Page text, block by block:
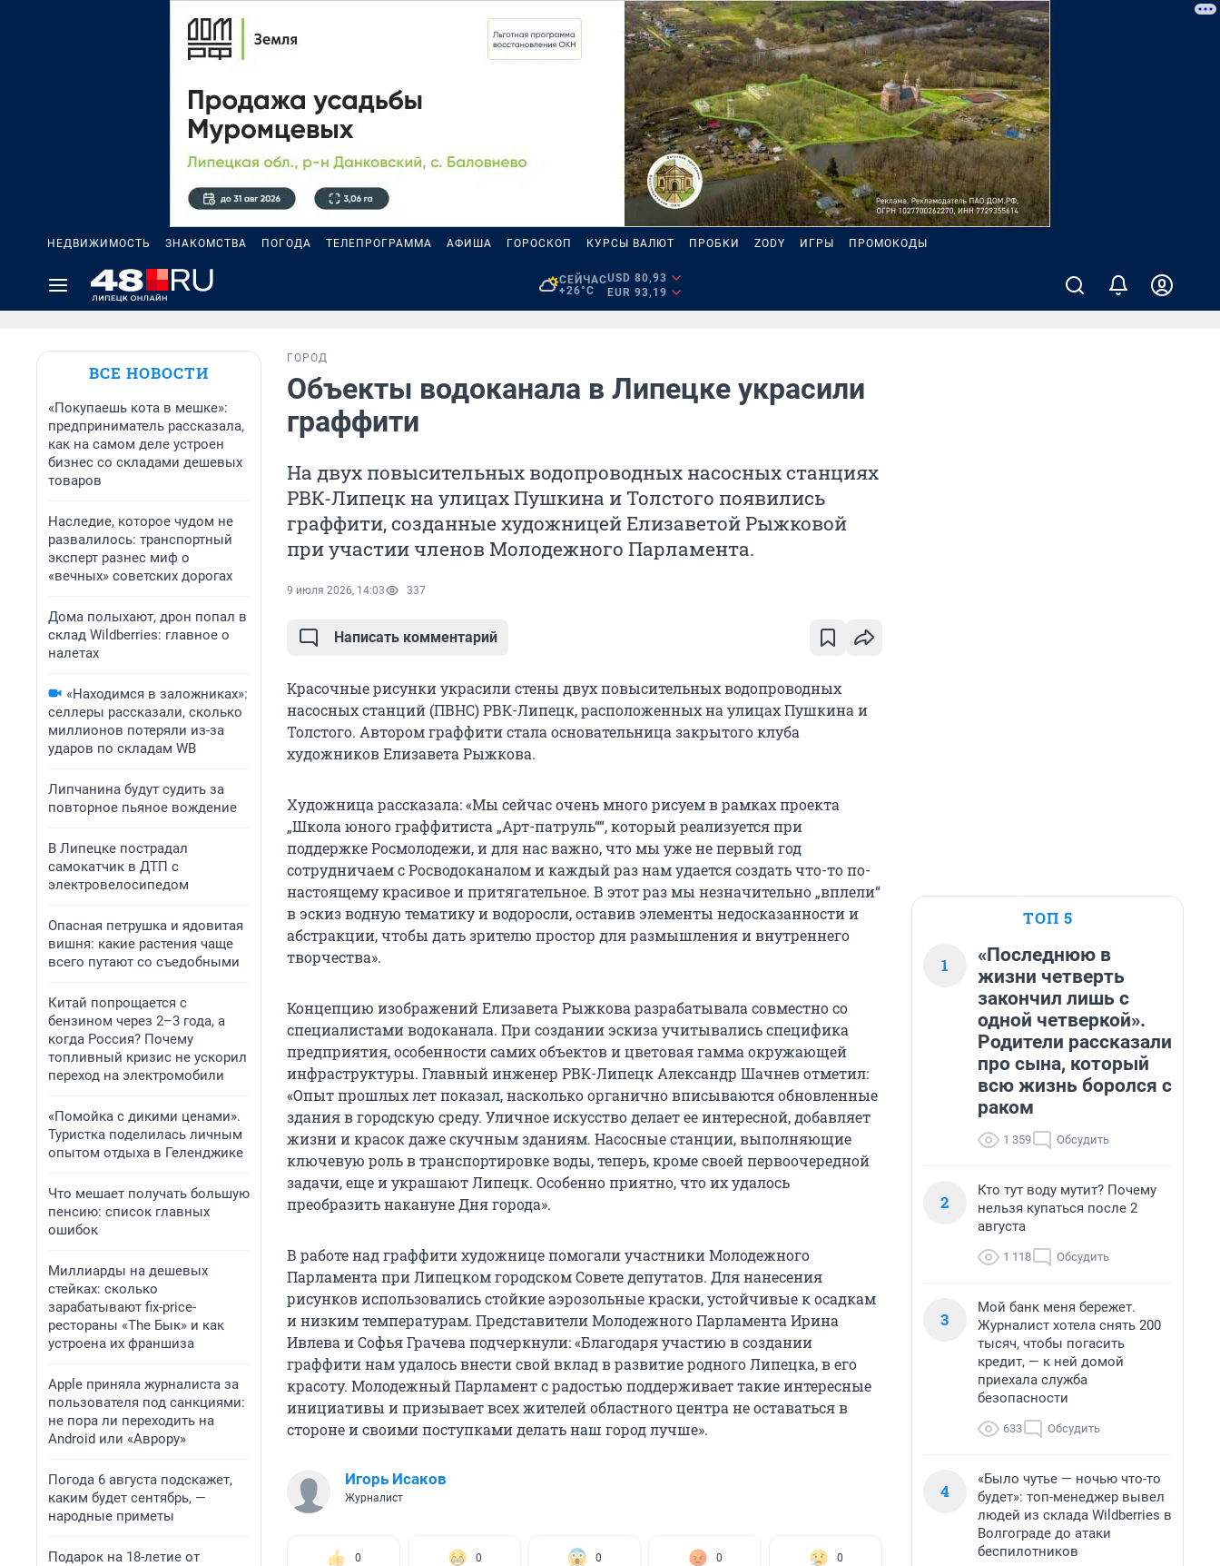
НЕДВИЖИМОСТЬ ЗНАКОМСТВА ПОГОДА ТЕЛЕПРОГРАММА АФИША ГОРОСКОП КУРСЫ ВАЛЮТ ПРОБКИ ZODY ИГРЫ ПРОМОКОДЫ
СЕЙЧАС
+26°C
USD 80,93
EUR 93,19
ВСЕ НОВОСТИ
«Покупаешь кота в мешке»:
предприниматель рассказала,
как на самом деле устроен
бизнес со складами дешевых
товаров
Наследие, которое чудом не
развалилось: транспортный
эксперт разнес миф о
«вечных» советских дорогах
Дома полыхают, дрон попал в
склад Wildberries: главное о
налетах
«Находимся в заложниках»:
селлеры рассказали, сколько
миллионов потеряли из-за
ударов по складам WB
Липчанина будут судить за
повторное пьяное вождение
В Липецке пострадал
самокатчик в ДТП с
электровелосипедом
Опасная петрушка и ядовитая
вишня: какие растения чаще
всего путают со съедобными
Китай попрощается с
бензином через 2–3 года, а
когда Россия? Почему
топливный кризис не ускорил
переход на электромобили
«Помойка с дикими ценами».
Туристка поделилась личным
опытом отдыха в Геленджике
Что мешает получать большую
пенсию: список главных
ошибок
Миллиарды на дешевых
стейках: сколько
зарабатывают fix-price-
рестораны «The Бык» и как
устроена их франшиза
Apple приняла журналиста за
пользователя под санкциями:
не пора ли переходить на
Android или «Аврору»
Погода 6 августа подскажет,
каким будет сентябрь, —
народные приметы
Подарок на 18-летие от
ГОРОД
Объекты водоканала в Липецке украсили
граффити
На двух повысительных водопроводных насосных станциях
РВК-Липецк на улицах Пушкина и Толстого появились
граффити, созданные художницей Елизаветой Рыжковой
при участии членов Молодежного Парламента.
9 июля 2026, 14:03 337
Написать комментарий
Красочные рисунки украсили стены двух повысительных водопроводных
насосных станций (ПВНС) РВК-Липецк, расположенных на улицах Пушкина и
Толстого. Автором граффити стала основательница закрытого клуба
художников Елизавета Рыжкова.
Художница рассказала: «Мы сейчас очень много рисуем в рамках проекта
„Школа юного граффитиста „Арт-патруль““, который реализуется при
поддержке Росмолодежи, и для нас важно, что мы уже не первый год
сотрудничаем с Росводоканалом и каждый раз нам удается создать что-то по-
настоящему красивое и притягательное. В этот раз мы незначительно „вплели“
в эскиз водную тематику и водоросли, оставив элементы недосказанности и
абстракции, чтобы дать зрителю простор для размышления и внутреннего
творчества».
Концепцию изображений Елизавета Рыжкова разрабатывала совместно со
специалистами водоканала. При создании эскиза учитывались специфика
предприятия, особенности самих объектов и цветовая гамма окружающей
инфраструктуры. Главный инженер РВК-Липецк Александр Шачнев отметил:
«Опыт прошлых лет показал, насколько органично вписываются обновленные
здания в городскую среду. Уличное искусство делает ее интересной, добавляет
жизни и красок даже скучным зданиям. Насосные станции, выполняющие
ключевую роль в транспортировке воды, теперь, кроме своей первоочередной
задачи, еще и украшают Липецк. Особенно приятно, что их удалось
преобразить накануне Дня города».
В работе над граффити художнице помогали участники Молодежного
Парламента при Липецком городском Совете депутатов. Для нанесения
рисунков использовались стойкие аэрозольные краски, устойчивые к осадкам
и низким температурам. Представители Молодежного Парламента Ирина
Ивлева и Софья Грачева подчеркнули: «Благодаря участию в создании
граффити нам удалось внести свой вклад в развитие родного Липецка, в его
красоту. Молодежный Парламент с радостью поддерживает такие интересные
инициативы и призывает всех жителей областного центра не оставаться в
стороне и своими поступками делать наш город лучше».
Игорь Исаков
Журналист
0 0 0 0 0
ТОП 5
1
«Последнюю в
жизни четверть
закончил лишь с
одной четверкой».
Родители рассказали
про сына, который
всю жизнь боролся с
раком
1 359 Обсудить
2
Кто тут воду мутит? Почему
нельзя купаться после 2
августа
1 118 Обсудить
3
Мой банк меня бережет.
Журналист хотела снять 200
тысяч, чтобы погасить
кредит, — к ней домой
приехала служба
безопасности
633 Обсудить
4
«Было чутье — ночью что-то
будет»: топ-менеджер вывел
людей из склада Wildberries в
Волгограде до атаки
беспилотников